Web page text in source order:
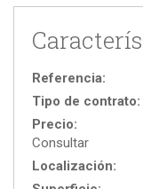
Referencia:
Tipo de contrato:
Precio:
Consultar
Localización: